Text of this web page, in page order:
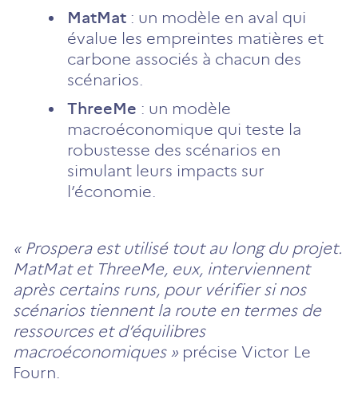
MatMat : un modèle en aval qui
évalue les empreintes matières et
carbone associés à chacun des
scénarios.
ThreeMe : un modèle
macroéconomique qui teste la
robustesse des scénarios en
simulant leurs impacts sur
l’économie.
« Prospera est utilisé tout au long du projet.
MatMat et ThreeMe, eux, interviennent
après certains runs, pour vérifier si nos
scénarios tiennent la route en termes de
ressources et d’équilibres
macroéconomiques » précise Victor Le
Fourn.